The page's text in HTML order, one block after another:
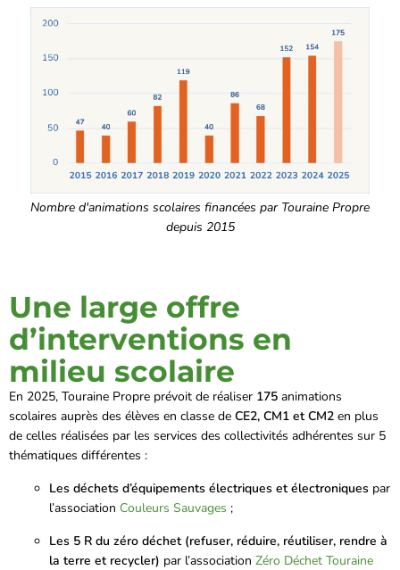
Nombre d'animations scolaires financées par Touraine Propre
depuis 2015
Une large offre
d’interventions en
milieu scolaire
En 2025, Touraine Propre prévoit de réaliser 175 animations
scolaires auprès des élèves en classe de CE2, CM1 et CM2 en plus
de celles réalisées par les services des collectivités adhérentes sur 5
thématiques différentes :
Les déchets d’équipements électriques et électroniques par
l’association Couleurs Sauvages ;
Les 5 R du zéro déchet (refuser, réduire, réutiliser, rendre à
la terre et recycler) par l’association Zéro Déchet Touraine